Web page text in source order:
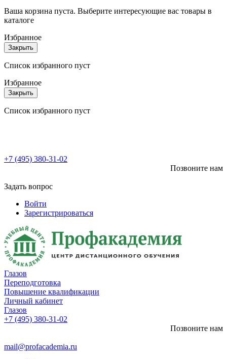
Ваша корзина пуста. Выберите интересующие вас товары в
каталоге
Избранное
Закрыть
Список избранного пуст
Избранное
Закрыть
Список избранного пуст
+7 (495) 380-31-02
Позвоните нам
Задать вопрос
Войти
Зарегистрироваться
Глазов
Переподготовка
Повышение квалификации
Личный кабинет
Глазов
+7 (495) 380-31-02
Позвоните нам
mail@profacademia.ru